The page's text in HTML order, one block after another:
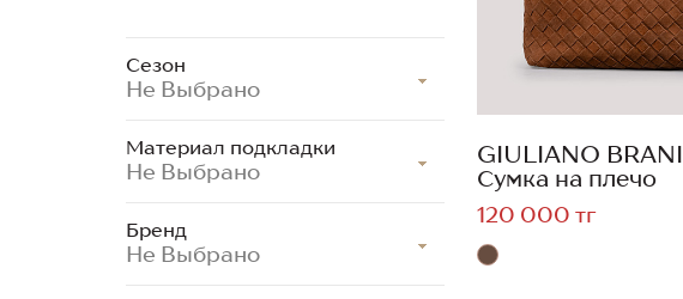
Сезон
Не Выбрано
Материал подкладки
Не Выбрано
Бренд
Не Выбрано
GIULIANO BRANI
Сумка на плечо
120 000 тг